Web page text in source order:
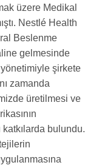
üzere Medikal
Nestlé Health
Beslenme
gelmesinde
şirkete
zamanda
üretilmesi ve
katkılarda bulundu.